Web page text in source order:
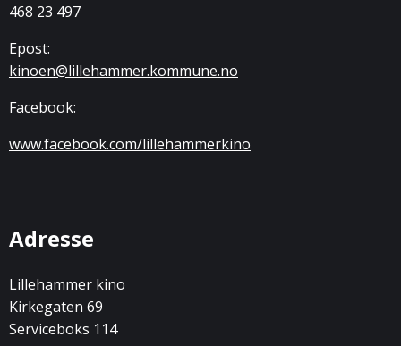
468 23 497
Epost:
kinoen@lillehammer.kommune.no
Facebook:
www.facebook.com/lillehammerkino
Adresse
Lillehammer kino
Kirkegaten 69
Serviceboks 114